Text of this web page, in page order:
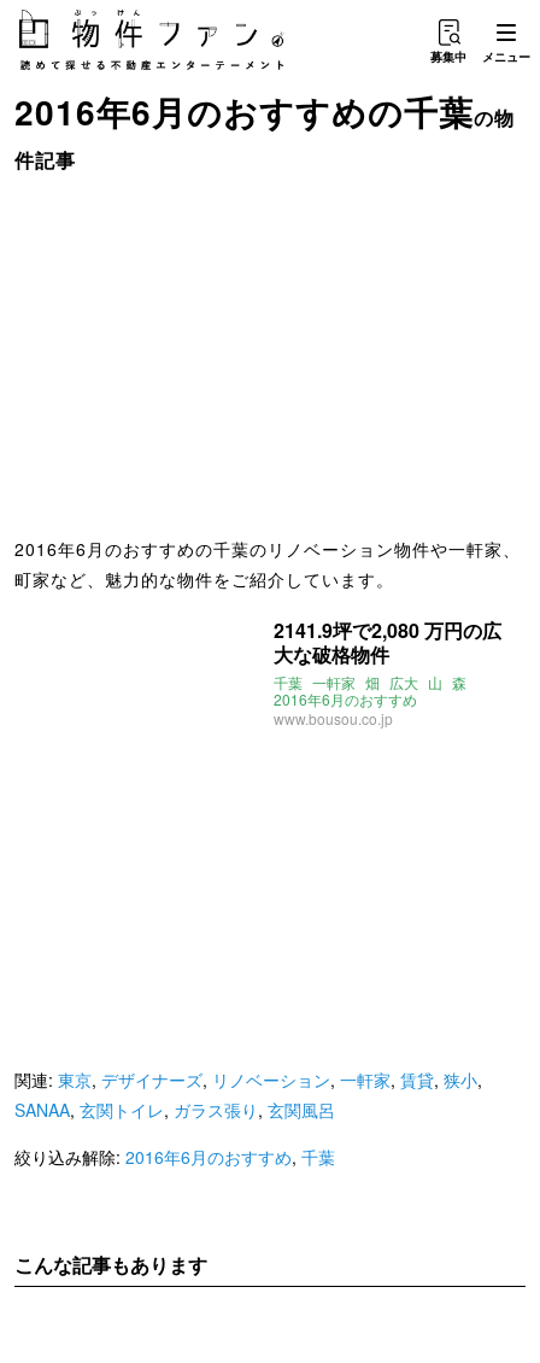
募集中 メニュー
2016年6月のおすすめの千葉の物
件記事
2016年6月のおすすめの千葉のリノベーション物件や一軒家、
町家など、魅力的な物件をご紹介しています。
2141.9坪で2,080 万円の広
大な破格物件
千葉 一軒家 畑 広大 山 森
2016年6月のおすすめ
www.bousou.co.jp
関連: 東京, デザイナーズ, リノベーション, 一軒家, 賃貸, 狭小,
SANAA, 玄関トイレ, ガラス張り , 玄関風呂
絞り込み解除: 2016年6月のおすすめ, 千葉
こんな記事もあります